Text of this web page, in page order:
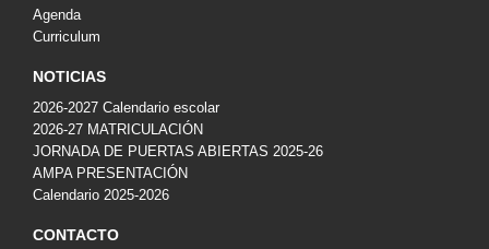
Agenda
Curriculum
NOTICIAS
2026-2027 Calendario escolar
2026-27 MATRICULACIÓN
JORNADA DE PUERTAS ABIERTAS 2025-26
AMPA PRESENTACIÓN
Calendario 2025-2026
CONTACTO